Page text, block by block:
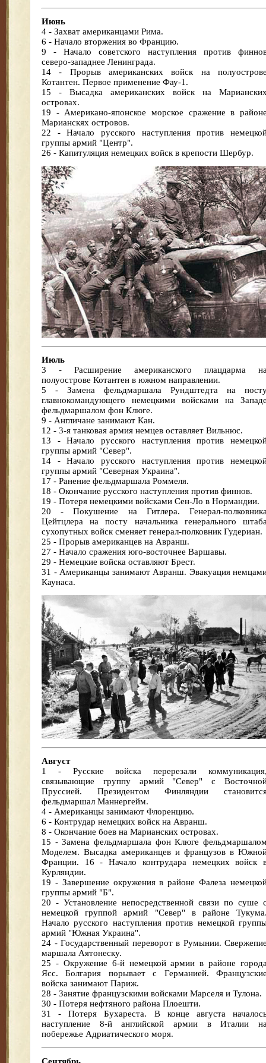
Июнь
4 - Захват американцами Рима.
6 - Начало вторжения во Францию.
9 - Начало советского наступления против
северо-западнее Ленинграда.
14 - Прорыв американских войск на
Котантен. Первое применение Фау-1.
15 - Высадка американских войск на
островах.
19 - Американо-японское морское сражение в
Марианскях островов.
22 - Начало русского наступления против
группы армий "Центр".
26 - Капитуляция немецких войск в крепости Шербур.
Июль
3 - Расширение американского плацдарма
полуострове Котантен в южном направлении.
5 - Замена фельдмаршала Рундштедта на
главнокомандующего немецкими войсками на
фельдмаршалом фон Клюге.
9 - Англичане занимают Кан.
12 - 3-я танковая армия немцев оставляет Вильнюс.
13 - Начало русского наступления против
группы армий "Север".
14 - Начало русского наступления против
группы армий "Северная Украина".
17 - Ранение фельдмаршала Роммеля.
18 - Окончание русского наступления против финнов.
19 - Потеря немецкими войсками Сен-Ло в Нормандии.
20 - Покушение на Гитлера. Генерал-
Цейтцлера на посту начальника генерального
сухопутных войск сменяет генерал-полковник Гудериан.
25 - Прорыв американцев на Авранш.
27 - Начало сражения юго-восточнее Варшавы.
29 - Немецкие войска оставляют Брест.
31 - Американцы занимают Авранш. Эвакуация
Каунаса.
Август
1 - Русские войска перерезали
связывающие группу армий "Север" с
Пруссией. Президентом Финляндии
фельдмаршал Маннергейм.
4 - Американцы занимают Флоренцию.
6 - Контрудар немецких войск на Авранш.
8 - Окончание боев на Марианских островах.
15 - Замена фельдмаршала фон Клюге
Моделем. Высадка американцев и французов в
Франции. 16 - Начало контрудара немецких войск
Курляндии.
19 - Завершение окружения в районе Фалеза
группы армий "Б".
20 - Установление непосредственной связи по суше
немецкой группой армий "Север" в районе
Начало русского наступления против немецкой
армий "Южная Украина".
24 - Государственный переворот в Румынии.
маршала Аятонеску.
25 - Окружение 6-й немецкой армии в районе
Ясс. Болгария порывает с Германией.
войска занимают Париж.
28 - Занятие французскими войсками Марселя и Тулона.
30 - Потеря нефтяного района Плоешти.
31 - Потеря Бухареста. В конце августа
наступление 8-й английской армии в Италии
побережье Адриатического моря.
Сентябрь